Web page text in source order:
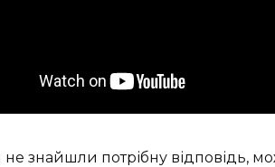
знайшли потрібну відповідь,